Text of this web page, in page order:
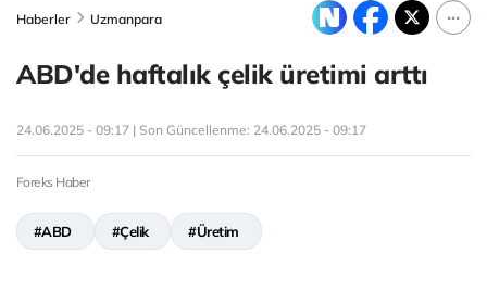
Haberler Uzmanpara
ABD'de haftalık çelik üretimi arttı
24.06.2025 - 09:17 | Son Güncellenme: 24.06.2025 - 09:17
Foreks Haber
#ABD #Çelik #Üretim